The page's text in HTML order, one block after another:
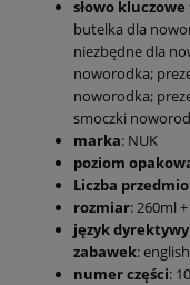
słowo
butelka dla
niezbędne dla
noworodka;
noworodka;
smoczki
marka: NUK
poziom
Liczba
rozmiar: 260ml
język
zabawek: english
numer części: